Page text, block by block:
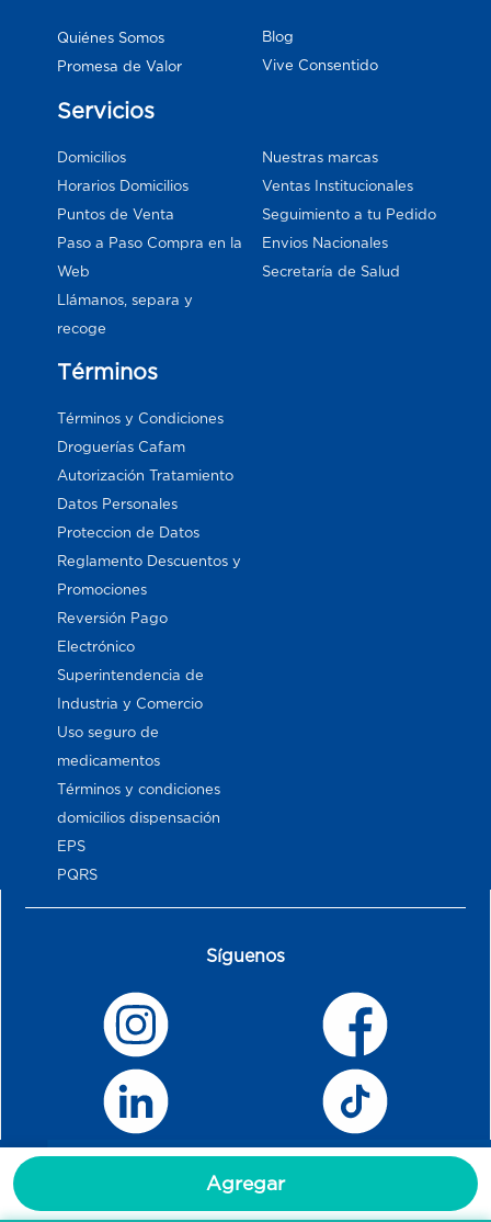
Agregar
Quiénes Somos
Promesa de Valor
Blog
Vive Consentido
Servicios
Domicilios
Horarios Domicilios
Puntos de Venta
Paso a Paso Compra en la
Web
Llámanos, separa y
recoge
Nuestras marcas
Ventas Institucionales
Seguimiento a tu Pedido
Envios Nacionales
Secretaría de Salud
Términos
Términos y Condiciones
Droguerías Cafam
Autorización Tratamiento
Datos Personales
Proteccion de Datos
Reglamento Descuentos y
Promociones
Reversión Pago
Electrónico
Superintendencia de
Industria y Comercio
Uso seguro de
medicamentos
Términos y condiciones
domicilios dispensación
EPS
PQRS
Síguenos